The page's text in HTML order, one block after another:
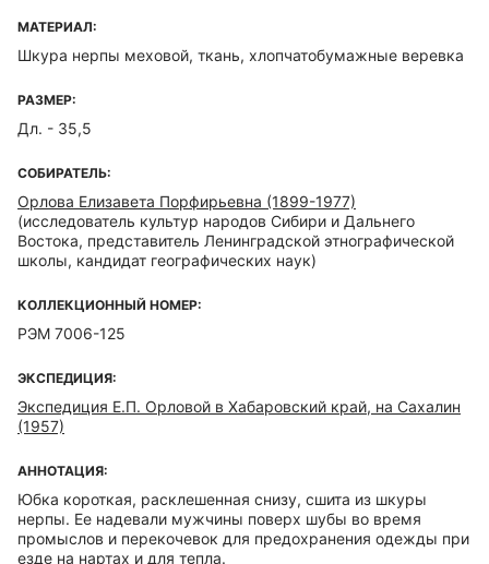
МАТЕРИАЛ:
Шкура нерпы меховой, ткань, хлопчатобумажные веревка
РАЗМЕР:
Дл. - 35,5
СОБИРАТЕЛЬ:
Орлова Елизавета Порфирьевна (1899-1977)
(исследователь культур народов Сибири и Дальнего
Востока, представитель Ленинградской этнографической
школы, кандидат географических наук)
КОЛЛЕКЦИОННЫЙ НОМЕР:
РЭМ 7006-125
ЭКСПЕДИЦИЯ:
Экспедиция Е.П. Орловой в Хабаровский край, на Сахалин
(1957)
АННОТАЦИЯ:
Юбка короткая, расклешенная снизу, сшита из шкуры
нерпы. Ее надевали мужчины поверх шубы во время
промыслов и перекочевок для предохранения одежды при
езде на нартах и для тепла.